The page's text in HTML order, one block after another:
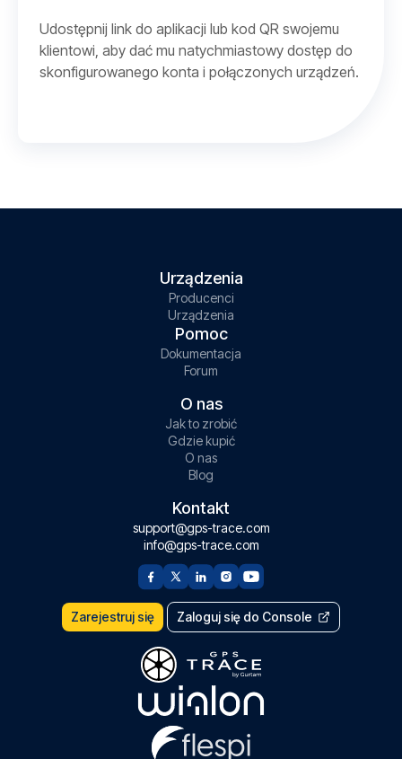
Udostępnij link do aplikacji lub kod QR swojemu
klientowi, aby dać mu natychmiastowy dostęp do
skonfigurowanego konta i połączonych urządzeń.
Urządzenia
Producenci
Urządzenia
Pomoc
Dokumentacja
Forum
O nas
Jak to zrobić
Gdzie kupić
O nas
Blog
Kontakt
support@gps-trace.com
info@gps-trace.com
Zarejestruj się Zaloguj się do Console